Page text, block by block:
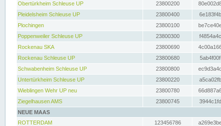
Obertürkheim Schleuse UP
23800200
Pleidelsheim Schleuse UP
23800400
Plochingen
23800100
Poppenweiler Schleuse UP
23800300
Rockenau SKA
23800690
Rockenau Schleuse UP
23800680
Schwabenheim Schleuse UP
23800800
Untertürkheim Schleuse UP
23800220
Wieblingen Wehr UP neu
23800780
Ziegelhausen AMS
23800745
NEUE MAAS
ROTTERDAM
123456786